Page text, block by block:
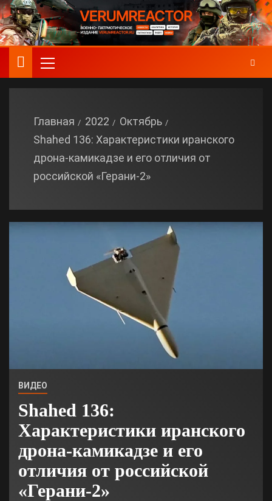
Главная 2022
Октябрь
Shahed 136: Характеристики иранского
дрона-камикадзе и его отличия от
российской «Герани-2»
ВИДЕО
Shahed 136:
Характеристики иранского
дрона-камикадзе и его
отличия от российской
«Герани-2»